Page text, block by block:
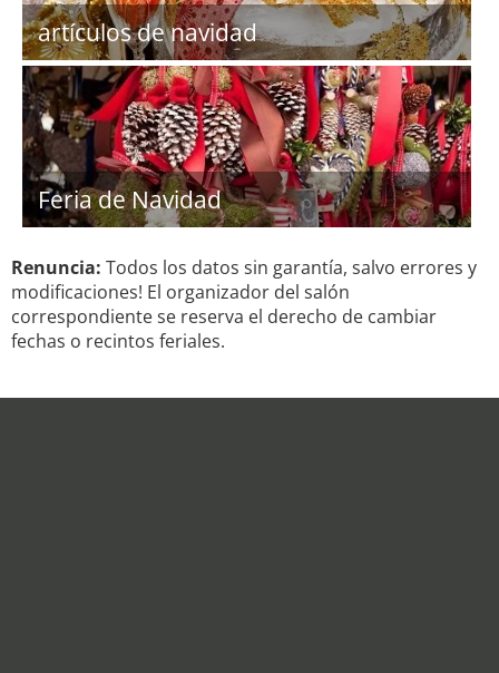
artículos de navidad
Feria de Navidad
Renuncia: Todos los datos sin garantía, salvo errores y
modificaciones! El organizador del salón
correspondiente se reserva el derecho de cambiar
fechas o recintos feriales.